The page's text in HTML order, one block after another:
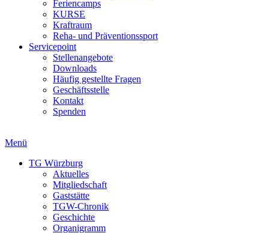
Feriencamps
KURSE
Kraftraum
Reha- und Präventionssport
Servicepoint
Stellenangebote
Downloads
Häufig gestellte Fragen
Geschäftsstelle
Kontakt
Spenden
Menü
TG Würzburg
Aktuelles
Mitgliedschaft
Gaststätte
TGW-Chronik
Geschichte
Organigramm